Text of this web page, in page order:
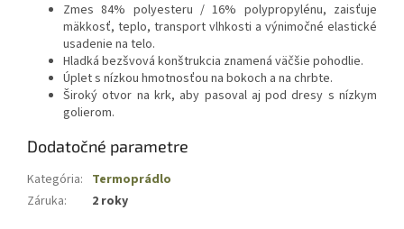
Zmes 84% polyesteru / 16% polypropylénu, zaisťuje
mäkkosť, teplo, transport vlhkosti a výnimočné elastické
usadenie na telo.
Hladká bezšvová konštrukcia znamená väčšie pohodlie.
Úplet s nízkou hmotnosťou na bokoch a na chrbte.
Široký otvor na krk, aby pasoval aj pod dresy s nízkym
golierom.
Dodatočné parametre
Kategória: Termoprádlo
Záruka: 2 roky